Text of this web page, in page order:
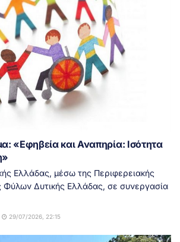
«Εφηβεία και Αναπηρία: Ισότητα
Ελλάδας, μέσω της Περιφερειακής
Φύλων Δυτικής Ελλάδας, σε συνεργασία
29/07/2026, 22:15